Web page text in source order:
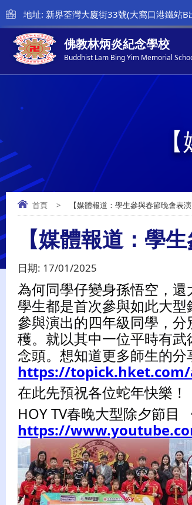
地址: 新界荃灣大廈街33號(大窩口港鐵站B
佛教林炳炎紀念學校
Buddhist Lam Bing Yim Memorial
首頁 > 【媒體報道：學生參與春節晚會表演
【媒體報道：學
日期: 17/01/2025
為何同學仔變身孫悟空，
學生都是首次參與如此大
參與演出的四年級同學，
穫。就以其中一位平時有
念頭。想知道更多師生的分
https://topick.hket.com/
在此先預祝各位蛇年快樂！
HOY TV春晚大型除夕節目
https://